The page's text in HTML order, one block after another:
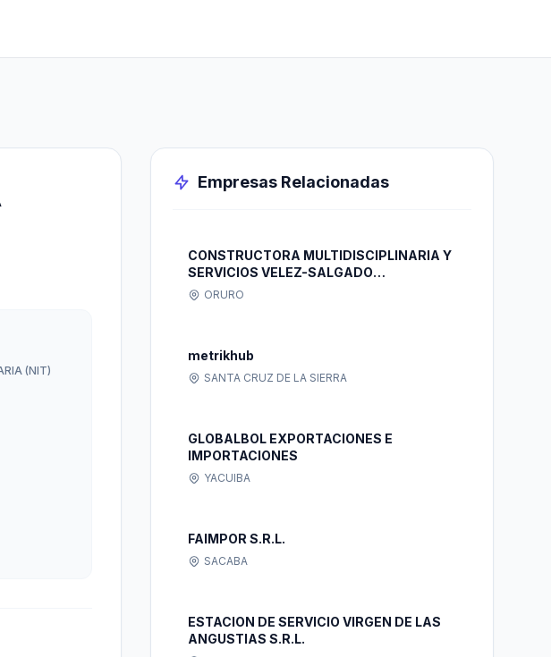
(NIT)
Empresas Relacionadas
CONSTRUCTORA MULTIDISCIPLINARIA Y
SERVICIOS VELEZ-SALGADO
ORURO
metrikhub
SANTA CRUZ DE LA SIERRA
GLOBALBOL EXPORTACIONES E
IMPORTACIONES
YACUIBA
FAIMPOR S.R.L.
SACABA
ESTACION DE SERVICIO VIRGEN DE LAS
ANGUSTIAS S.R.L.